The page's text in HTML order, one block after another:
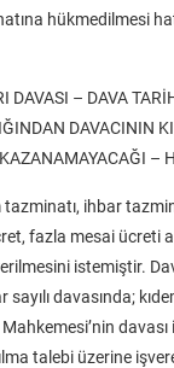
hükmedilmesi
DAVASI – DAVA
DAVACININ
–
tazminatı, ihbar
fazla mesai ücreti
istemiştir.
sayılı davasında;
talebi üzerine